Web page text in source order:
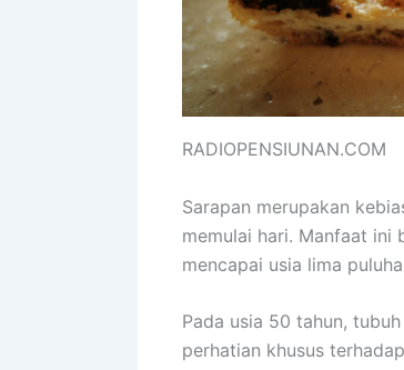
RADIOPENSIUNAN.COM
Sarapan merupakan
memulai hari. Manfaat ini
mencapai usia lima
Pada usia 50 tahun,
perhatian khusus